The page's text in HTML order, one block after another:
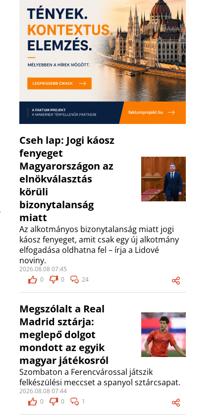
Cseh lap: Jogi káosz
fenyeget
Magyarországon az
elnökválasztás
körüli
bizonytalanság
miatt
Az alkotmányos bizonytalanság miatt jogi
káosz fenyeget, amit csak egy új alkotmány
elfogadása oldhatna fel – írja a Lidové
noviny.
2026.08.08 07:45
0
0 24
Megszólalt a Real
Madrid sztárja:
meglepő dolgot
mondott az egyik
magyar játékosról
Szombaton a Ferencvárossal játszik
felkészülési meccset a spanyol sztárcsapat.
2026.08.08 07:44
0
0 1